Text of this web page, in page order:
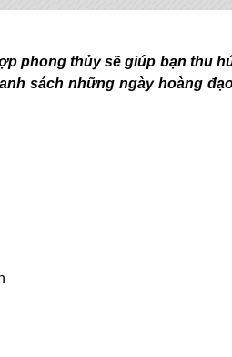
phong thủy sẽ giúp bạn thu
sách những ngày hoàng